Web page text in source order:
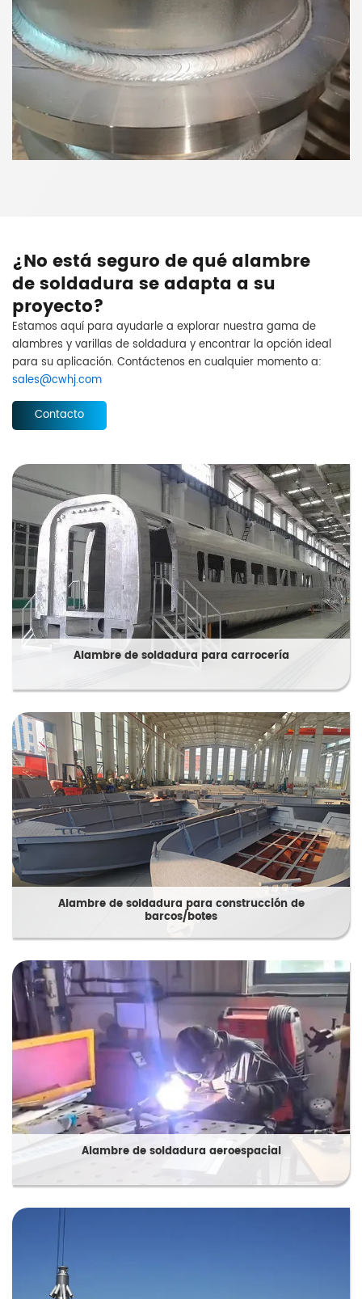
¿No está seguro de qué alambre
de soldadura se adapta a su
proyecto?
Estamos aquí para ayudarle a explorar nuestra gama de
alambres y varillas de soldadura y encontrar la opción ideal
para su aplicación. Contáctenos en cualquier momento a:
sales@cwhj.com
Contacto
Alambre de soldadura para carrocería
Alambre de soldadura para construcción de
barcos/botes
Alambre de soldadura aeroespacial